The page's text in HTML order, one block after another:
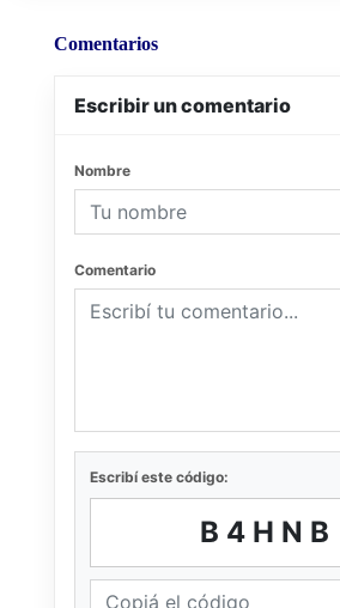
Comentarios
Escribir un comentario
Nombre
Comentario
Escribí este código:
B4HNB